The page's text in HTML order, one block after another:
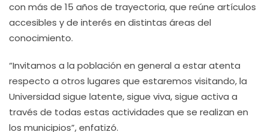
con más de 15 años de trayectoria, que reúne artículos
accesibles y de interés en distintas áreas del
conocimiento.
“Invitamos a la población en general a estar atenta
respecto a otros lugares que estaremos visitando, la
Universidad sigue latente, sigue viva, sigue activa a
través de todas estas actividades que se realizan en
los municipios”, enfatizó.